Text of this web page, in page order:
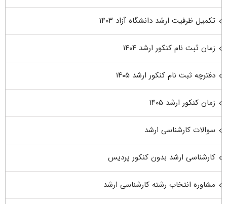
تکمیل ظرفیت ارشد دانشگاه آزاد ۱۴۰۳
زمان ثبت نام کنکور ارشد ۱۴۰۴
دفترچه ثبت نام کنکور ارشد ۱۴۰۵
زمان کنکور ارشد ۱۴۰۵
سوالات کارشناسی ارشد
کارشناسی ارشد بدون کنکور پردیس
مشاوره انتخاب رشته کارشناسی ارشد